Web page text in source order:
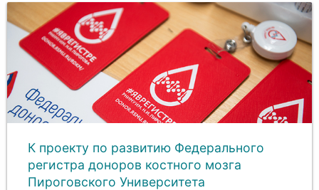
К проекту по развитию Федерального
регистра доноров костного мозга
Пироговского Университета